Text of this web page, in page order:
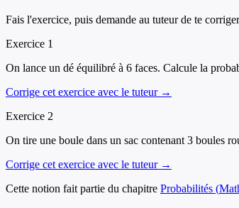
Fais l'exercice, puis demande au tuteur de te
Exercice 1
On lance un dé équilibré à 6 faces. Calcule la
Corrige cet exercice avec le tuteur →
Exercice 2
On tire une boule dans un sac contenant 3 boules
Corrige cet exercice avec le tuteur →
Cette notion fait partie du chapitre Probabilités (